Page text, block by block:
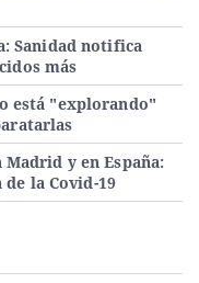
Sanidad notifica
más
está "explorando"
y en España:
la Covid-19